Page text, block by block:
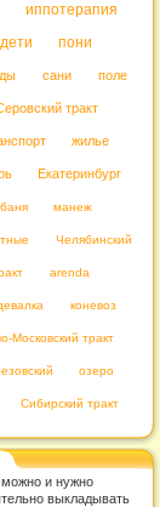
иппотерапия
дети
пони
сани поле
тракт
жилье
Екатеринбург
баня манеж
Челябинский
arenda
коневоз
Московский тракт
озеро
Сибирский тракт
и нужно
выкладывать